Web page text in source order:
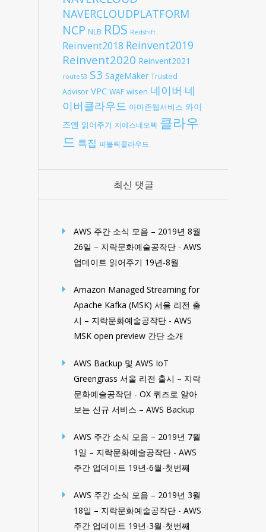
NAVERCLOUDPLATFORM
NCP NLB RDS Redshift
Reinvent2018 Reinvent2019
Reinvent2020 Reinvent2021
route53 S3 SageMaker Trusted
Advisor VPC WAF wisen 네이버 네
이버클라우드 아마존웹서비스 와이
즈엔 읽어주기 지에스네오텍 클라우
드 특집 퍼블릭클라우드
최신 댓글
AWS 주간 소식 모음 – 2019년 8월
26일 – 지락문화예술공작단 - AWS
업데이트 읽어주기 19년-8월
Amazon Managed Streaming for
Apache Kafka (MSK) 서울 리전 출
시 – 지락문화예술공작단 - AWS
MSK open preview 간단 소개
AWS Backup 및 AWS IoT
Greengrass 서울 리전 출시 – 지락
문화예술공작단 - OX 퀴즈로 알아
보는 신규 서비스 – AWS Backup
AWS 주간 소식 모음 – 2019년 7월
1일 – 지락문화예술공작단 - AWS
주간 업데이트 19년-6월-첫번째
AWS 주간 소식 모음 – 2019년 3월
18일 – 지락문화예술공작단 - AWS
주간 업데이트 19년-3월-첫번째